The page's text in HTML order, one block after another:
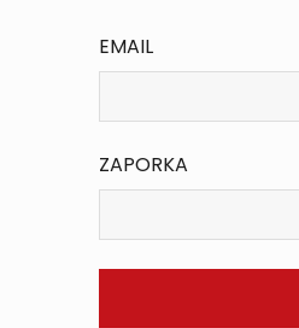
EMAIL
ZAPORKA